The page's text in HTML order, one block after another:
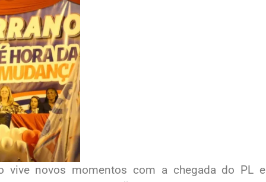
vive novos momentos com a chegada do PL e